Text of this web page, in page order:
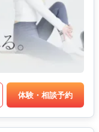
体験・相談予約